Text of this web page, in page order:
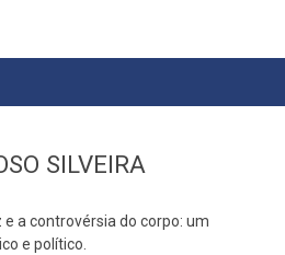
SILVEIRA
e a controvérsia do corpo: um
e político.